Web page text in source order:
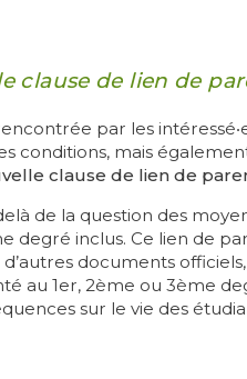
clause de lien de
par les
conditions, mais
clause de lien de
de la question des
degré inclus. Ce lien de
d’autres documents
au 1er, 2ème ou 3ème
sur le vie des